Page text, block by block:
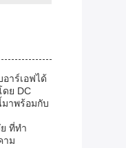
าร์เอฟได้
ย DC
าพร้อมกับ
ที่ทํา
าม